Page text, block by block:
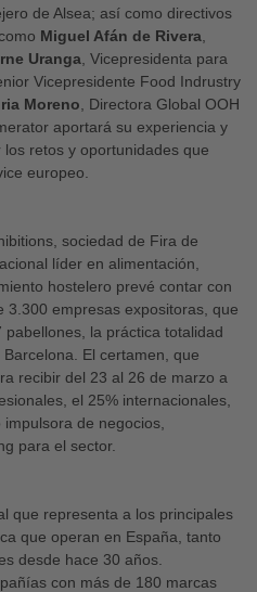
de Alsea; así como directivos
Miguel Afán de Rivera
Uranga , Vicepresidenta para
Vicepresidente Food Indrustry
Moreno , Directora Global OOH
aportará su experiencia y
retos y oportunidades que
europeo.
sociedad de Fira de
líder en alimentación,
hostelero prevé contar con
3.300 empresas expositoras, que
la práctica totalidad
El certamen, que
recibir del 23 al 26 de marzo a
el 25% internacionales,
de negocios,
para el sector.
que representa a los principales
que operan en España, tanto
desde hace 30 años.
con más de 180 marcas